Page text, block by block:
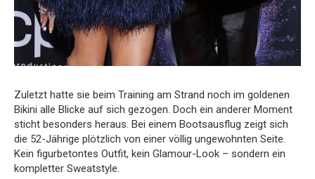
Zuletzt hatte sie beim Training am Strand noch im goldenen
Bikini alle Blicke auf sich gezogen. Doch ein anderer Moment
sticht besonders heraus. Bei einem Bootsausflug zeigt sich
die 52-Jährige plötzlich von einer völlig ungewohnten Seite.
Kein figurbetontes Outfit, kein Glamour-Look – sondern ein
kompletter Sweatstyle.